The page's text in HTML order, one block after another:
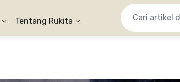
Tentang Rukita